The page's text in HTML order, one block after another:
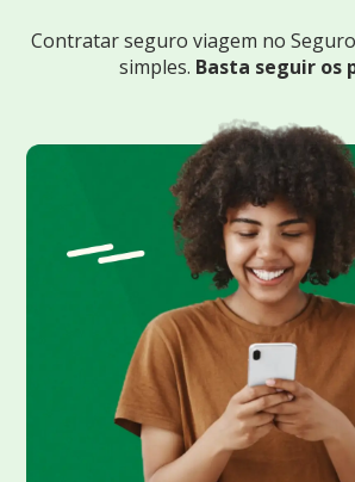
Contratar seguro viagem no
simples. Basta seguir os